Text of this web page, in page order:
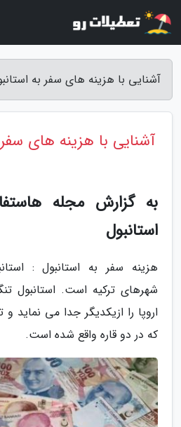
آشنایی با هزینه های سفر به
آشنایی با هزینه های
به گزارش مجله
استانبول
هزینه سفر به استانبول :
شهرهای ترکیه است. استانبول
اروپا را ازیکدیگر جدا می نماید
که در دو قاره واقع شده است.